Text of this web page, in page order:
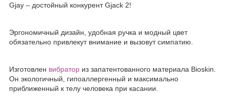
Gjay – достойный конкурент Gjack 2!
Эргономичный дизайн, удобная ручка и модный цвет
обязательно привлекут внимание и вызовут симпатию.
Изготовлен вибратор из запатентованного материала Bioskin.
Он экологичный, гипоаллергенный и максимально
приближенный к телу человека при касании.